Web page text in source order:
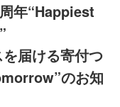
年“Happiest
届ける寄付つ
のお知